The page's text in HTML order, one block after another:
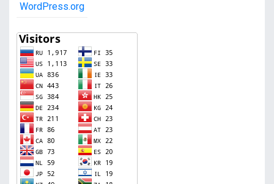
WordPress.org